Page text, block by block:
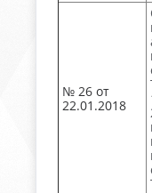
№ 26 от
22.01.2018